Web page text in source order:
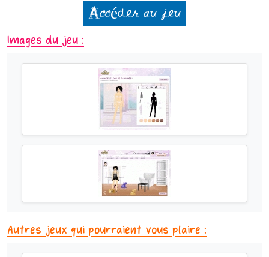
Accéder au jeu
Images du jeu :
Autres jeux qui pourraient vous plaire :